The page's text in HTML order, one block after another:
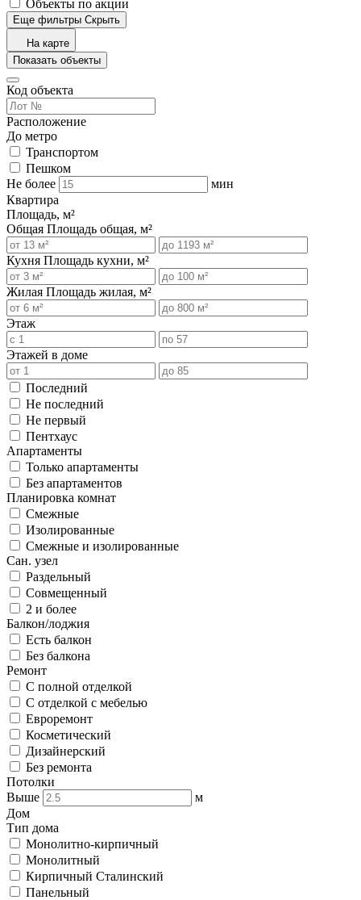
Объекты по акции
Еще фильтры Скрыть
На карте
Показать объекты
Код объекта
Расположение
До метро
Транспортом
Пешком
Не более
мин
Квартира
Площадь, м²
Общая Площадь общая, м²
Кухня Площадь кухни, м²
Жилая Площадь жилая, м²
Этаж
Этажей в доме
Последний
Не последний
Не первый
Пентхаус
Апартаменты
Только апартаменты
Без апартаментов
Планировка комнат
Смежные
Изолированные
Смежные и изолированные
Сан. узел
Раздельный
Совмещенный
2 и более
Балкон/лоджия
Есть балкон
Без балкона
Ремонт
С полной отделкой
С отделкой с мебелью
Евроремонт
Косметический
Дизайнерский
Без ремонта
Потолки
Выше
м
Дом
Тип дома
Монолитно-кирпичный
Монолитный
Кирпичный Сталинский
Панельный